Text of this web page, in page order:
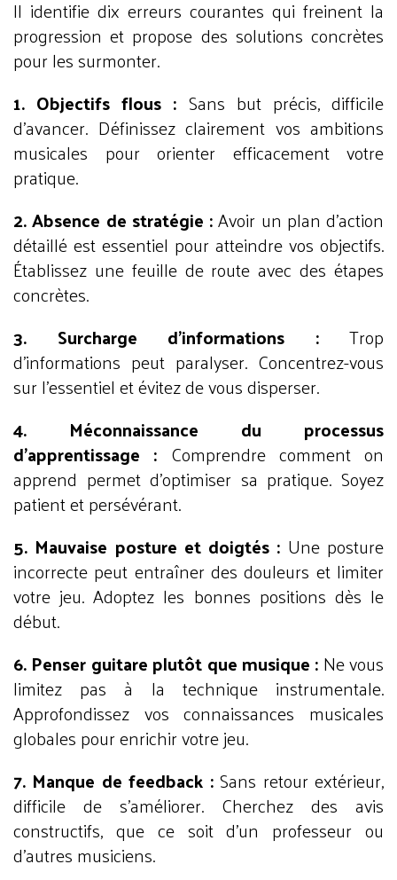
Il identifie dix erreurs courantes qui freinent la
progression et propose des solutions concrètes
pour les surmonter.
1. Objectifs flous : Sans but précis, difficile
d'avancer. Définissez clairement vos ambitions
musicales pour orienter efficacement votre
pratique.
2. Absence de stratégie :Avoir un plan d'action
détaillé est essentiel pour atteindre vos objectifs.
Établissez une feuille de route avec des étapes
concrètes.
3. Surcharge d'informations :Trop
d'informations peut paralyser. Concentrez-vous
sur l'essentiel et évitez de vous disperser.
4. Méconnaissance du processus
d'apprentissage : Comprendre comment on
apprend permet d'optimiser sa pratique. Soyez
patient et persévérant.
5. Mauvaise posture et doigtés : Une posture
incorrecte peut entraîner des douleurs et limiter
votre jeu. Adoptez les bonnes positions dès le
début.
6. Penser guitare plutôt que musique :Ne vous
limitez pas à la technique instrumentale.
Approfondissez vos connaissances musicales
globales pour enrichir votre jeu.
7. Manque de feedback :Sans retour extérieur,
difficile de s'améliorer. Cherchez des avis
constructifs, que ce soit d'un professeur ou
d'autres musiciens.